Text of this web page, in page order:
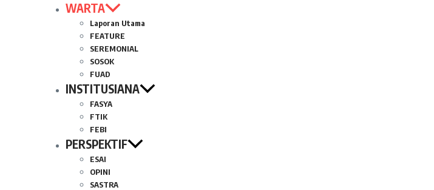
WARTA
Laporan Utama
FEATURE
SEREMONIAL
SOSOK
FUAD
INSTITUSIANA
FASYA
FTIK
FEBI
PERSPEKTIF
ESAI
OPINI
SASTRA